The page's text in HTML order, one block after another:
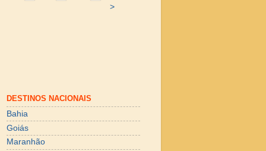
>
DESTINOS NACIONAIS
Bahia
Goiás
Maranhão